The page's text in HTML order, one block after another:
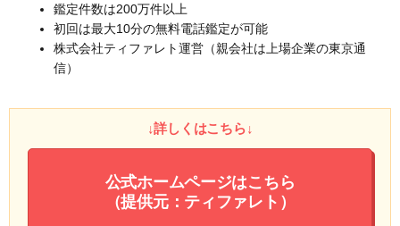
鑑定件数は200万件以上
初回は最大10分の無料電話鑑定が可能
株式会社ティファレト運営（親会社は上場企業の東京通
信）
↓詳しくはこちら↓
公式ホームページはこちら
（提供元：ティファレト）